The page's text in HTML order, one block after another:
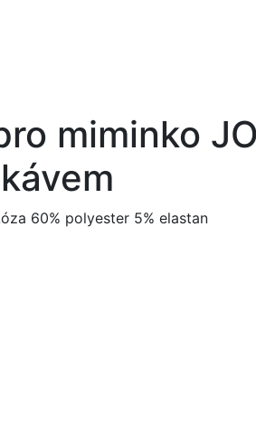
miminko
60% polyester 5% elastan